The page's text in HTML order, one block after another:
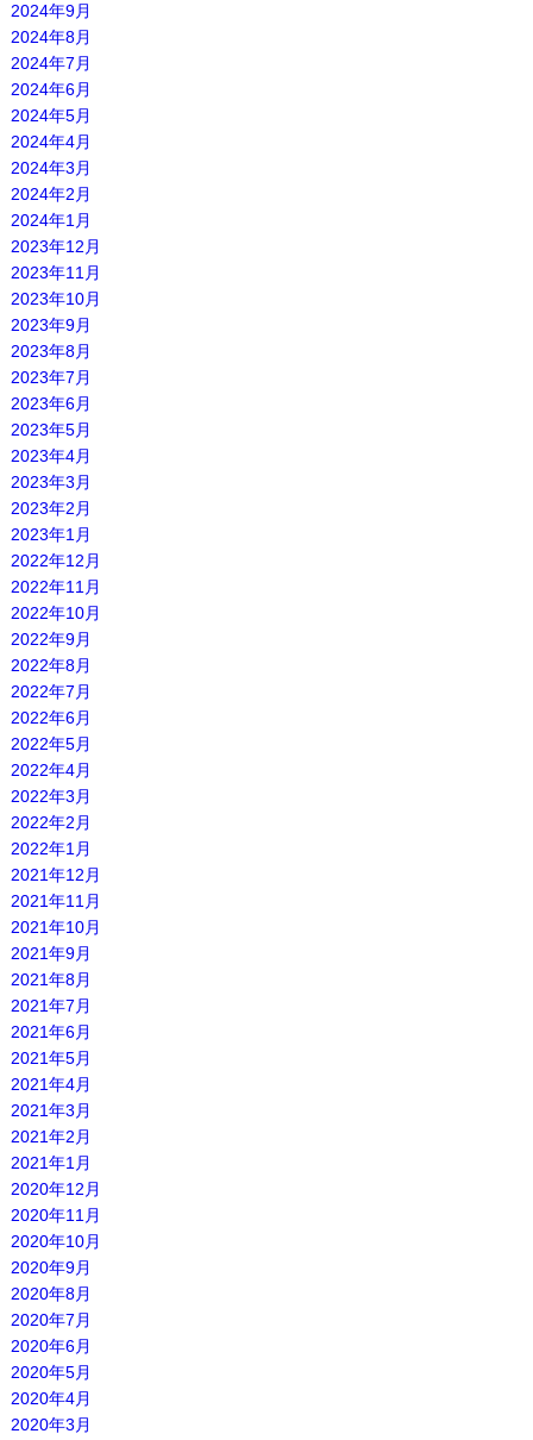
2024年9月
2024年8月
2024年7月
2024年6月
2024年5月
2024年4月
2024年3月
2024年2月
2024年1月
2023年12月
2023年11月
2023年10月
2023年9月
2023年8月
2023年7月
2023年6月
2023年5月
2023年4月
2023年3月
2023年2月
2023年1月
2022年12月
2022年11月
2022年10月
2022年9月
2022年8月
2022年7月
2022年6月
2022年5月
2022年4月
2022年3月
2022年2月
2022年1月
2021年12月
2021年11月
2021年10月
2021年9月
2021年8月
2021年7月
2021年6月
2021年5月
2021年4月
2021年3月
2021年2月
2021年1月
2020年12月
2020年11月
2020年10月
2020年9月
2020年8月
2020年7月
2020年6月
2020年5月
2020年4月
2020年3月